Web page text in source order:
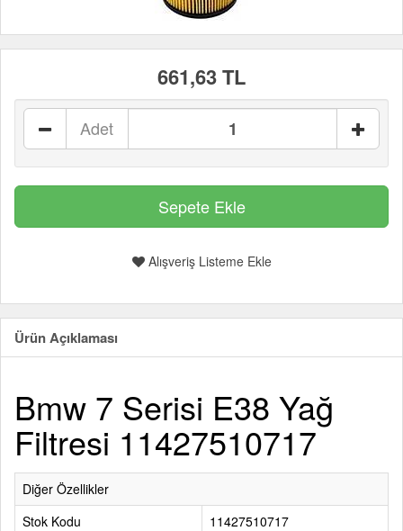
661,63 TL
Adet
Alışveriş Listeme Ekle
Ürün Açıklaması
Bmw 7 Serisi E38 Yağ
Filtresi 11427510717
Diğer Özellikler
Stok Kodu
11427510717